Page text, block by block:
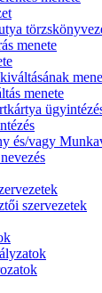
menete
menete
és/vagy
szervezetek